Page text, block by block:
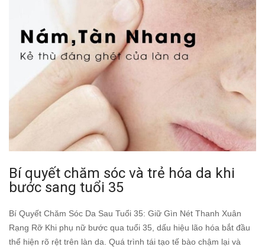
Bí quyết chăm sóc và trẻ hóa da khi
bước sang tuổi 35
Bí Quyết Chăm Sóc Da Sau Tuổi 35: Giữ Gìn Nét Thanh Xuân
Rạng Rỡ Khi phụ nữ bước qua tuổi 35, dấu hiệu lão hóa bắt đầu
thể hiện rõ rệt trên làn da. Quá trình tái tạo tế bào chậm lại và